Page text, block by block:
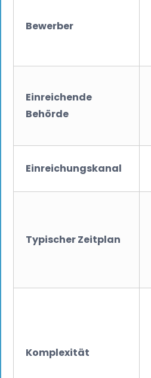
Bewerber
Einreichende
Behörde
Einreichungskanal
Typischer Zeitplan
Komplexität